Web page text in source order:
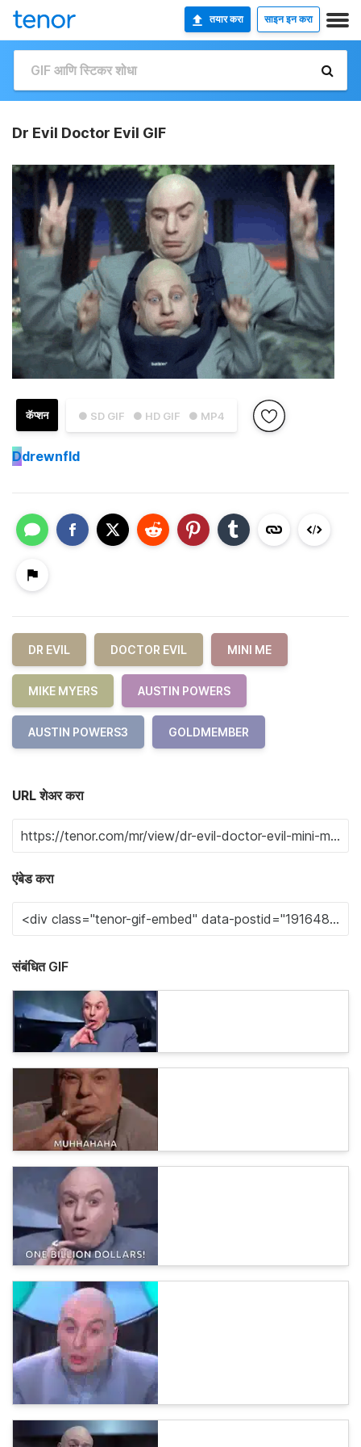
तयार करा साइन इन करा
Dr Evil Doctor Evil GIF
● SD GIF ● HD GIF ● MP4
कॅप्शन
Ddrewnfld
DR EVIL DOCTOR EVIL MINI ME
MIKE MYERS AUSTIN POWERS
AUSTIN POWERS3 GOLDMEMBER
URL शेअर करा
एंबेड करा
संबंधित GIF